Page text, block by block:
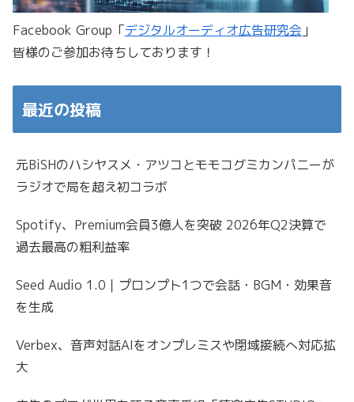
Facebook Group「デジタルオーディオ広告研究会 」
皆様のご参加お待ちしております！
最近の投稿
元BiSHのハシヤスメ・アツコとモモコグミカンパニーが
ラジオで局を超え初コラボ
Spotify、Premium会員3億人を突破 2026年Q2決算で
過去最高の粗利益率
Seed Audio 1.0｜プロンプト1つで会話・BGM・効果音
を生成
Verbex、音声対話AIをオンプレミスや閉域接続へ対応拡
大